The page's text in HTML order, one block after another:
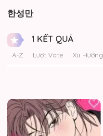
한성만
1 KẾT QUẢ
A-Z Lượt Vote Xu Hướng